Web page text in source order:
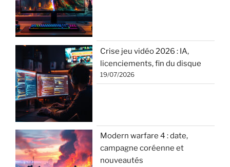
Crise jeu vidéo 2026 : IA,
licenciements, fin du disque
19/07/2026
Modern warfare 4 : date,
campagne coréenne et
nouveautés